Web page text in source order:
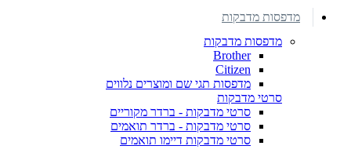
מדפסות מדבקות
מדפסות מדבקות
Brother
Citizen
מדפסות תגי שם ומוצרים נלווים
סרטי מדבקות
סרטי מדבקות - ברדר מקוריים
סרטי מדבקות - ברדר תואמים
סרטי מדבקות דיימו תואמים